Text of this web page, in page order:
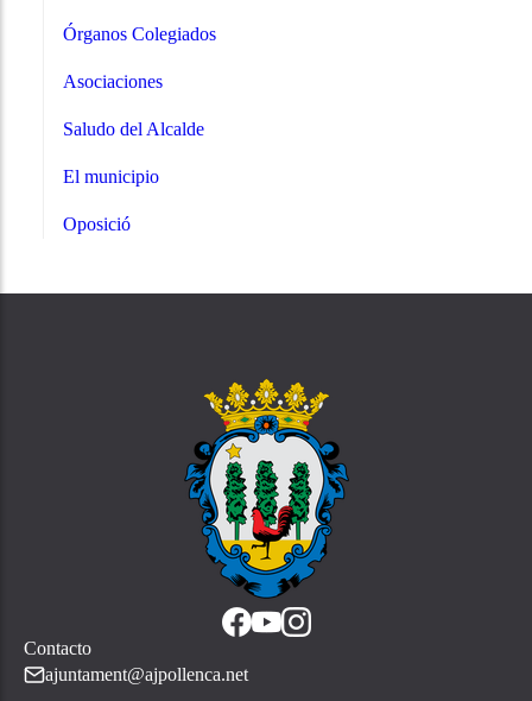
Órganos Colegiados
Asociaciones
Saludo del Alcalde
El municipio
Oposició
Contacto
ajuntament@ajpollenca.net